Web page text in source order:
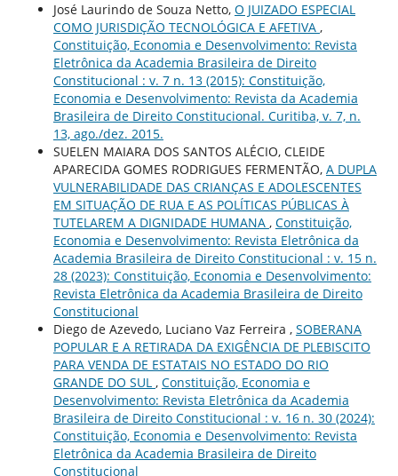
José Laurindo de Souza Netto, O JUIZADO ESPECIAL
COMO JURISDIÇÃO TECNOLÓGICA E AFETIVA ,
Constituição, Economia e Desenvolvimento: Revista
Eletrônica da Academia Brasileira de Direito
Constitucional : v. 7 n. 13 (2015): Constituição,
Economia e Desenvolvimento: Revista da Academia
Brasileira de Direito Constitucional. Curitiba, v. 7, n.
13, ago./dez. 2015.
SUELEN MAIARA DOS SANTOS ALÉCIO, CLEIDE
APARECIDA GOMES RODRIGUES FERMENTÃO, A DUPLA
VULNERABILIDADE DAS CRIANÇAS E ADOLESCENTES
EM SITUAÇÃO DE RUA E AS POLÍTICAS PÚBLICAS À
TUTELAREM A DIGNIDADE HUMANA , Constituição,
Economia e Desenvolvimento: Revista Eletrônica da
Academia Brasileira de Direito Constitucional : v. 15 n.
28 (2023): Constituição, Economia e Desenvolvimento:
Revista Eletrônica da Academia Brasileira de Direito
Constitucional
Diego de Azevedo, Luciano Vaz Ferreira , SOBERANA
POPULAR E A RETIRADA DA EXIGÊNCIA DE PLEBISCITO
PARA VENDA DE ESTATAIS NO ESTADO DO RIO
GRANDE DO SUL , Constituição, Economia e
Desenvolvimento: Revista Eletrônica da Academia
Brasileira de Direito Constitucional : v. 16 n. 30 (2024):
Constituição, Economia e Desenvolvimento: Revista
Eletrônica da Academia Brasileira de Direito
Constitucional